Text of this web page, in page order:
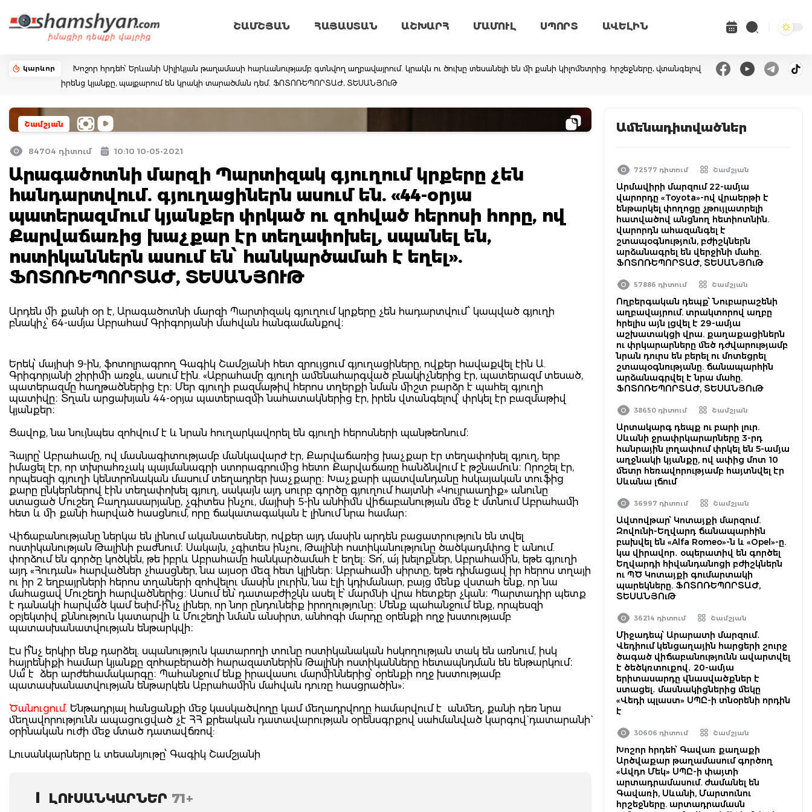
ՇԱՄՇՅԱՆ ՀԱՅԱՍՏԱՆ ԱՇԽԱՐՀ ՄԱՄՈՒԼ ՍՊՈՐՏ ԱՎԵԼԻՆ
կարևոր
Խոշոր հրդեհ՝ Երևանի Սիլիկյան թաղամասի հարևանությամբ գտնվող աղբավայրում. կրակն ու ծուխը տեսանելի են մի քանի կիլոմետրից. հրշեջները, վտանգելով
իրենց կյանքը, պայքարում են կրակի տարածման դեմ. ՖՈՏՈՌԵՊՈՐՏԱԺ, ՏԵՍԱՆՅՈւԹ
Շամշյան
84704 դիտում 10:10 10-05-2021
Արագածոտնի մարզի Պարտիզակ գյուղում կրքերը չեն
հանդարտվում. գյուղացիներն ասում են. «44-օրյա
պատերազմում կյանքեր փրկած ու զոհված հերոսի հորը, ով
Քարվաճառից խաչքար էր տեղափոխել, սպանել են,
ոստիկաններն ասում են՝ հանկարծամահ է եղել».
ՖՈՏՈՌԵՊՈՐՏԱԺ, ՏԵՍԱՆՅՈՒԹ
Արդեն մի քանի օր է, Արագածոտնի մարզի Պարտիզակ գյուղում կրքերը չեն հադարտվում՝ կապված գյուղի
բնակիչ՝ 64-ամյա Աբրահամ Գրիգորյանի մահվան հանգամանքով։
Երեկ՝ մայիսի 9-ին, ֆոտոլրագրող Գագիկ Շամշյանի հետ զրույցում գյուղացիները, ովքեր հավաքվել էին Ա.
Գրիգորյանի շիրիմի առջև, ասում էին. «Աբրահամը գյուղի ամենահարգված բնակիչներից էր, պատերազմ տեսած,
պատերազմը հաղթածներից էր։ Մեր գյուղի բազմաթիվ հերոս տղերքի նման միշտ բարձր է պահել գյուղի
պատիվը։ Տղան արցախյան 44-օրյա պատերազմի նահատակներից էր, իրեն վտանգելով՝ փրկել էր բազմաթիվ
կյանքեր։
Ցավոք, նա նույնպես զոհվում է և նրան հուղարկավորել են գյուղի հերոսների պանթեոնում։
Հայրը՝ Աբրահամը, ով մասնագիտությամբ մանկավարժ էր, Քարվաճառից խաչքար էր տեղափոխել գյուղ, երբ
իմացել էր, որ տխրահռչակ պայմանագրի ստորագրումից հետո Քարվաճառը հանձնվում է թշնամուն։ Որոշել էր,
որպեսզի գյուղի կենտրոնական մասում տեղադրեր խաչքարը։ Խաչքարի պատվանդանը հսկայական տուֆից
քարը ընկերներով էին տեղափոխել գյուղ, սակայն այդ սուրբ գործը գյուղում հայտնի «Կույրաաղիք» անունը
ստացած Մուշեղ Բաղդասարյանը, չգիտես ինչու, մայիսի 5-ին անհիմն վիճաբանության մեջ է մտնում Աբրահամի
հետ և մի քանի հարված հասցնում, որը ճակատագական է լինում նրա համար։
Վիճաբանությանը ներկա են լինում ականատեսներ, ովքեր այդ մասին արդեն բացատրություն են տվել
ոստիկանության Թալինի բաժնում։ Սակայն, չգիտես ինչու, Թալինի ոստիկանությունը ծածկադմփոց է անում.
փորձում են գործը կոծկեն, թե իբրև Աբրահամը հանկարծամահ է եղել։ Տո՛, ա՛յ խելոքներ, Աբրահամին, եթե գյուղի
այդ «Հուդան» հարվածներ չհասցներ, նա այսօր մեզ հետ կլիներ։ Աբրահամի սիրտը, եթե դիմացավ իր հերոս տղայի
ու իր 2 եղբայրների հերոս տղաների զոհվելու մասին լուրին, նա էլի կդիմանար, բայց մենք վստահ ենք, որ նա
մահացավ Մուշեղի հարվածներից։ Ասում են՝ դատաբժիշկն ասել է՝ մարմնի վրա հետքեր չկան։ Պարտադիր պետք
է դանակի հարվա՞ծ կամ եսիմ-ի՞նչ լիներ, որ նոր ընդունեիք իրողությունը։ Մենք պահանջում ենք, որպեսզի
օբյեկտիվ քննություն կատարվի և Մուշեղի նման անսիրտ, անհոգի մարդը օրենքի ողջ խստությամբ
պատասխանատվության ենթարկվի։
Էս ի՞նչ երկիր ենք դարձել. սպանություն կատարողի տունը ոստիկանական հսկողության տակ են առնում, իսկ
հայրենիքի համար կյանքը զոհաբերածի հարազատներին Թալինի ոստիկանները հետապնդման են ենթարկում։
Սա՞ է ձեր արժեհամակարգը։ Պահանջում ենք իրավասու մարմիններից՝ օրենքի ողջ խստությամբ
պատասխանատվության ենթարկեն Աբրահամին մահվան դուռը հասցրածին»։
Ծանուցում. Ենթադրյալ հանցանքի մեջ կասկածվողը կամ մեղադրվողը համարվում է անմեղ, քանի դեռ նրա
մեղավորությունն ապացուցված չէ ՀՀ քրեական դատավարության օրենսգրքով սահմանված կարգով` դատարանի`
օրինական ուժի մեջ մտած դատավճռով:
Լուսանկարները և տեսանյութը՝ Գագիկ Շամշյանի
ԼՈՒՍԱՆԿԱՐՆԵՐ 71+
Ամենադիտվածներ
72577 դիտում Շամշյան
Արմավիրի մարզում 22-ամյա
վարորդը «Toyota»-ով վրաերթի է
ենթարկել փողոցը չթույլատրելի
հատվածով անցնող հետիոտնին.
վարորդն ահազանգել է
շտապօգնություն, բժիշկներն
արձանագրել են վերջինի մահը.
ՖՈՏՈՌԵՊՈՐՏԱԺ, ՏԵՍԱՆՅՈւԹ
57886 դիտում Շամշյան
Ողբերգական դեպք՝ Նուբարաշենի
աղբավայրում. տրակտորով աղբը
հրելիս այն լցվել է 29-ամյա
աշխատակցի վրա. քաղաքացիներն
ու փրկարարները մեծ դժվարությամբ
նրան դուրս են բերել ու մոտեցրել
շտապօգնությանը. ճանապարհին
արձանագրվել է նրա մահը.
ՖՈՏՈՌԵՊՈՐՏԱԺ, ՏԵՍԱՆՅՈւԹ
38650 դիտում Շամշյան
Արտակարգ դեպք ու բարի լուր.
Սևանի ջրափրկարարները 3-րդ
հանրային լողափում փրկել են 5-ամյա
աղջնակի կյանքը, ով ափից մոտ 10
մետր հեռավորությամբ հայտնվել էր
Սևանա լճում
36997 դիտում Շամշյան
Ավտովթար՝ Կոտայքի մարզում.
Զովունի-Եղվարդ ճանապարհին
բախվել են «Alfa Romeo»-ն և «Opel»-ը.
կա վիրավոր․ օպերատիվ են գործել
Եղվարդի հիվանդանոցի բժիշկներն
ու ՊԾ Կոտայքի գումարտակի
պարեկները. ՖՈՏՈՌԵՊՈՐՏԱԺ,
ՏԵՍԱՆՅՈւԹ
36214 դիտում Շամշյան
Միջադեպ՝ Արարատի մարզում․
Վեդիում կենցաղային հարցերի շուրջ
ծագած վիճաբանությունն ավարտվել
է ծեծկռտուքով․ 20-ամյա
երիտասարդը վնասվածքներ է
ստացել․ մասնակիցներից մեկը
«Վեդի պլաստ» ՍՊԸ-ի տնօրենի որդին
է
30606 դիտում Շամշյան
Խոշոր հրդեհ՝ Գավառ քաղաքի
Արծվաքար թաղամասում գործող
«Ավդո Մեկ» ՍՊԸ-ի փայտի
արտադրամասում. ժամանել են
Գավառի, Սևանի, Մարտունու
հրշեջները. արտադրամասն